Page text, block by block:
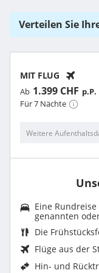
Verteilen Sie
MIT FLUG
Ab 1.399 CHF p.P.
Für 7 Nächte
Weitere
Eine
genannten
Die
Flüge aus der
Hin- und